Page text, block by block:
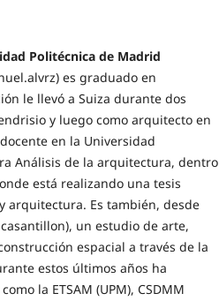
Politécnica de Madrid
es graduado en
le llevó a Suiza durante dos
y luego como arquitecto en
en la Universidad
Análisis de la arquitectura, dentro
está realizando una tesis
arquitectura. Es también, desde
un estudio de arte,
espacial a través de la
estos últimos años ha
la ETSAM (UPM), CSDMM